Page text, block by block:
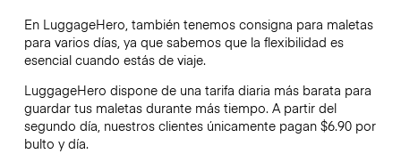
En LuggageHero, también tenemos consigna para maletas
para varios días, ya que sabemos que la flexibilidad es
esencial cuando estás de viaje.
LuggageHero dispone de una tarifa diaria más barata para
guardar tus maletas durante más tiempo. A partir del
segundo día, nuestros clientes únicamente pagan $6.90 por
bulto y día.